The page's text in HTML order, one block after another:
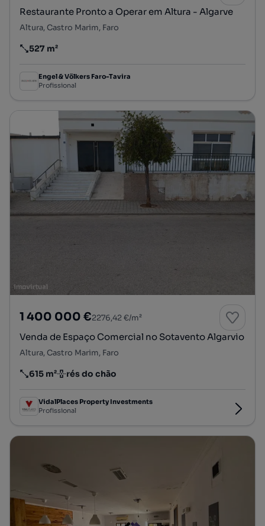
Restaurante Pronto a Operar em Altura - Algarve
Altura, Castro Marim, Faro
Preço por metro quadrado
527 m²
Engel & Völkers Faro-Tavira
Profissional
1 400 000 €2276,42 €/m²
Venda de Espaço Comercial no Sotavento Algarvio
Altura, Castro Marim, Faro
Preço por metro quadrado
615 m²
Andar rés do chão
VidalPlaces Property Investments
Profissional